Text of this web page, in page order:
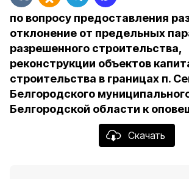
по вопросу предоставления
отклонение от предельных
разрешенного строительства,
реконструкции объектов
строительства в границах п.
Белгородского
Белгородской области к
Скачать